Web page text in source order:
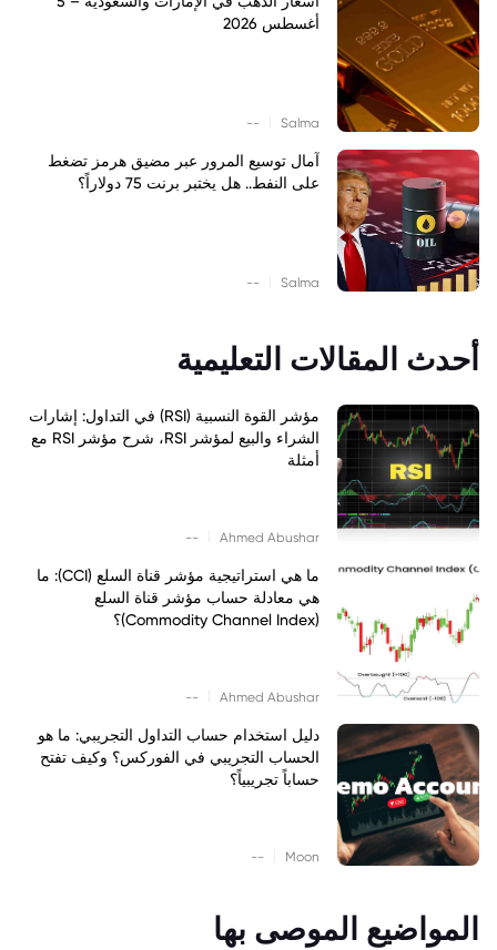
أغسطس 2026
Salma
--
آمال توسيع المرور عبر مضيق هرمز تضغط
على النفط.. هل يختبر برنت 75 دولاراً؟
Salma
--
أحدث المقالات التعليمية
مؤشر القوة النسبية (RSI) في التداول: إشارات
الشراء والبيع لمؤشر RSI، شرح مؤشر RSI مع
أمثلة
Ahmed Abushar
--
ما هي استراتيجية مؤشر قناة السلع (CCI): ما
هي معادلة حساب مؤشر قناة السلع
(Commodity Channel Index)؟
Ahmed Abushar
--
دليل استخدام حساب التداول التجريبي: ما هو
الحساب التجريبي في الفوركس؟ وكيف تفتح
حساباً تجريبياً؟
Moon
--
المواضيع الموصى بها